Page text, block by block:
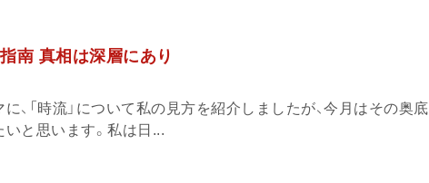
南 真相は深層にあり
、「時流」について私の見方を紹介しましたが、今月はその奥底
と思います。私は日...